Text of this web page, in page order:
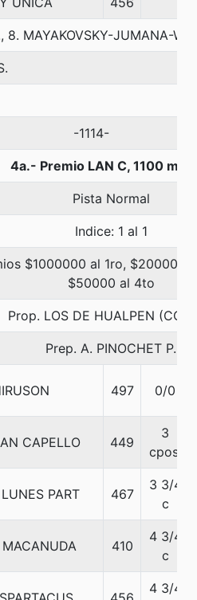
8. MAYAKOVSKY-JUMANA-
-1114-
4a.- Premio LAN C, 1100
Pista Normal
Indice: 1 al 1
$1000000 al 1ro, $200000
$50000 al 4to
Prop. LOS DE HUALPEN
Prep. A. PINOCHET P.
497 0/0
CAPELLO 449
3
cpos.
PART 467
3 3/4
c
MACANUDA 410
4 3/4
c
4 3/4